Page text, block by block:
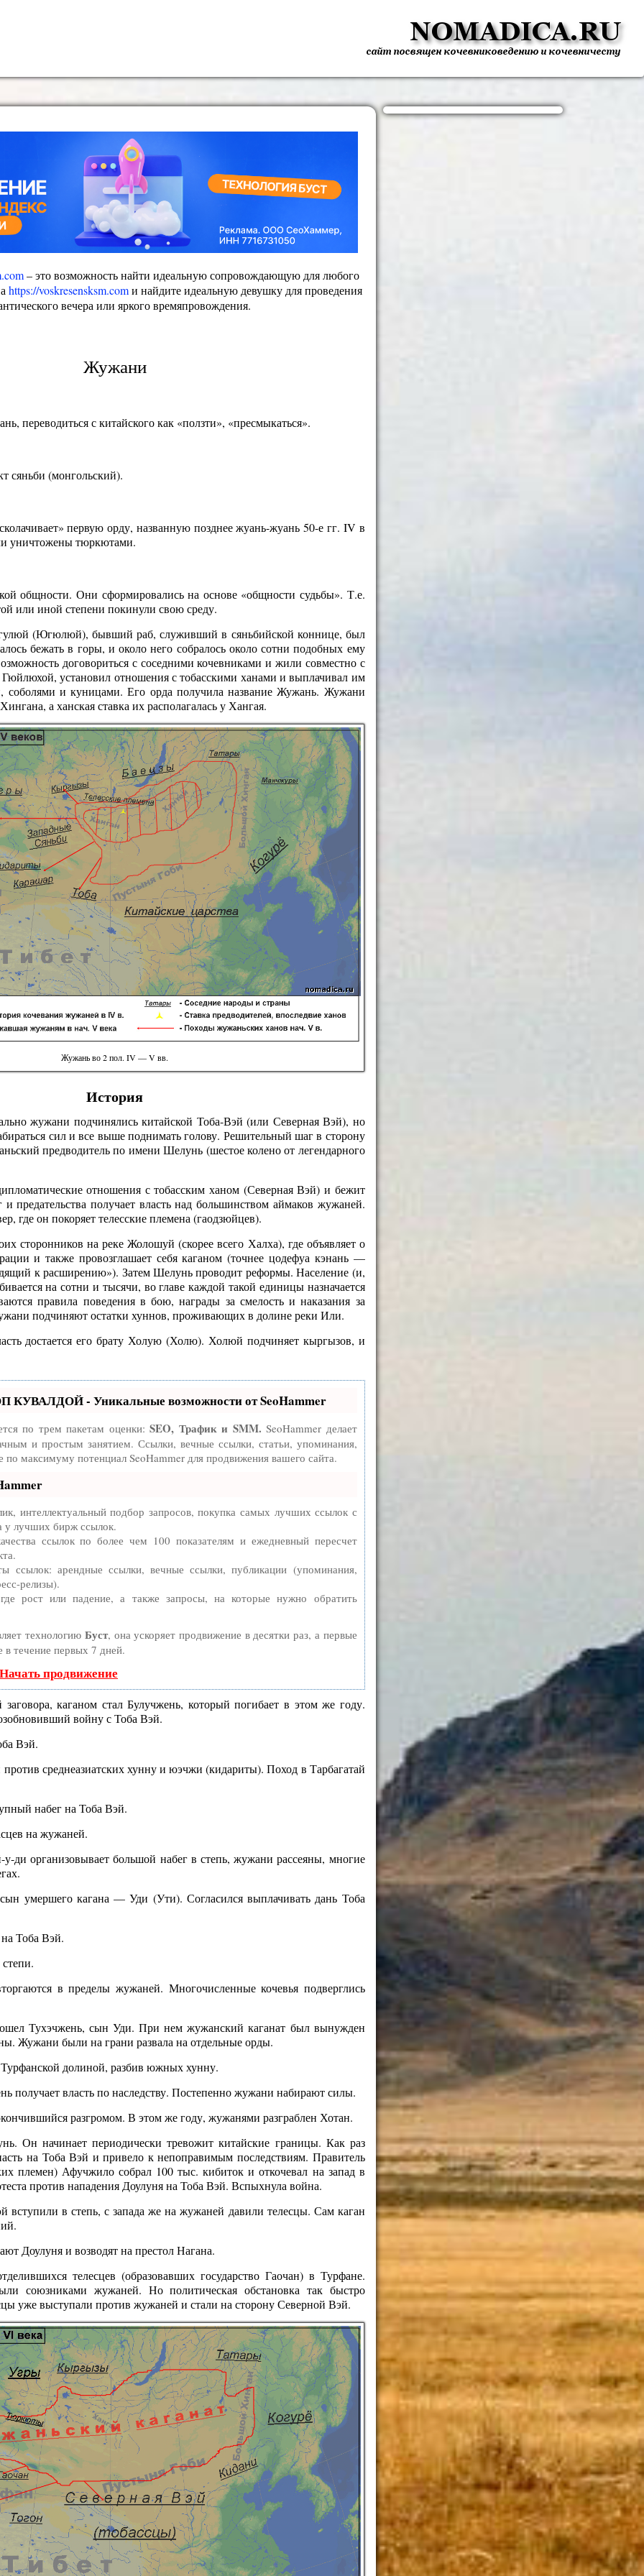
– это возможность найти идеальную сопровождающую для любого
https://voskresensksm.comи найдите идеальную девушку для проведения
вечера или яркого времяпровождения.
Жужани
переводиться с китайского как «ползти», «пресмыкаться».
сяньби (монгольский).
первую орду, названную позднее жуань-жуань 50-е гг. IV в
уничтожены тюркютами.
общности. Они сформировались на основе «общности судьбы». Т.е.
или иной степени покинули свою среду.
(Югюлюй), бывший раб, служивший в сяньбийской коннице, был
бежать в горы, и около него собралось около сотни подобных ему
договориться с соседними кочевниками и жили совместно с
установил отношения с тобасскими ханами и выплачивал им
соболями и куницами. Его орда получила название Жужань. Жужани
а ханская ставка их располагалась у Хангая.
Жужань во 2 пол. IV — V вв.
История
жужани подчинялись китайской Тоба-Вэй (или Северная Вэй), но
сил и все выше поднимать голову. Решительный шаг в сторону
предводитель по имени Шелунь (шестое колено от легендарного
отношения с тобасским ханом (Северная Вэй) и бежит
и предательства получает власть над большинством аймаков жужаней.
где он покоряет телесские племена (гаодзюйцев).
сторонников на реке Жолошуй (скорее всего Халха), где объявляет о
и также провозглашает себя каганом (точнее цодефуа кэнань —
к расширению»). Затем Шелунь проводит реформы. Население (и,
на сотни и тысячи, во главе каждой такой единицы назначается
правила поведения в бою, награды за смелость и наказания за
подчиняют остатки хуннов, проживающих в долине реки Или.
достается его брату Холую (Холю). Холюй подчиняет кыргызов, и
КУВАЛДОЙ - Уникальные возможности от SeoHammer
по трем пакетам оценки:SEO, Трафик и SMM. SeoHammer делает
и простым занятием. Ссылки, вечные ссылки, статьи, упоминания,
по максимуму потенциал SeoHammer для продвижения вашего сайта.
интеллектуальный подбор запросов, покупка самых лучших ссылок с
у лучших бирж ссылок.
ссылок по более чем 100 показателям и ежедневный пересчет
ссылок: арендные ссылки, вечные ссылки, публикации (упоминания,
релизы).
рост или падение, а также запросы, на которые нужно обратить
технологию Буст, она ускоряет продвижение в десятки раз, а первые
в течение первых 7 дней.
продвижение
каганом стал Булучжень, который погибает в этом же году.
войну с Тоба Вэй.
Вэй.
среднеазиатских хунну и юэчжи (кидариты). Поход в Тарбагатай
набег на Тоба Вэй.
на жужаней.
ди организовывает большой набег в степь, жужани рассеяны, многие
умершего кагана — Уди (Ути). Согласился выплачивать дань Тоба
Тоба Вэй.
в пределы жужаней. Многочисленные кочевья подверглись
Тухэчжень, сын Уди. При нем жужанский каганат был вынужден
Жужани были на грани развала на отдельные орды.
долиной, разбив южных хунну.
получает власть по наследству. Постепенно жужани набирают силы.
разгромом. В этом же году, жужанями разграблен Хотан.
Он начинает периодически тревожит китайские границы. Как раз
на Тоба Вэй и привело к непоправимым последствиям. Правитель
племен) Афучжило собрал 100 тыс. кибиток и откочевал на запад в
против нападения Доулуня на Тоба Вэй. Вспыхнула война.
вступили в степь, с запада же на жужаней давили телесцы. Сам каган
Доулуня и возводят на престол Нагана.
телесцев (образовавших государство Гаочан) в Турфане.
союзниками жужаней. Но политическая обстановка так быстро
уже выступали против жужаней и стали на сторону Северной Вэй.